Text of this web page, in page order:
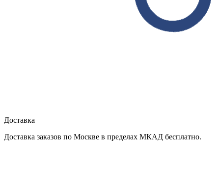
Доставка
Доставка заказов по Москве в пределах МКАД бесплатно.